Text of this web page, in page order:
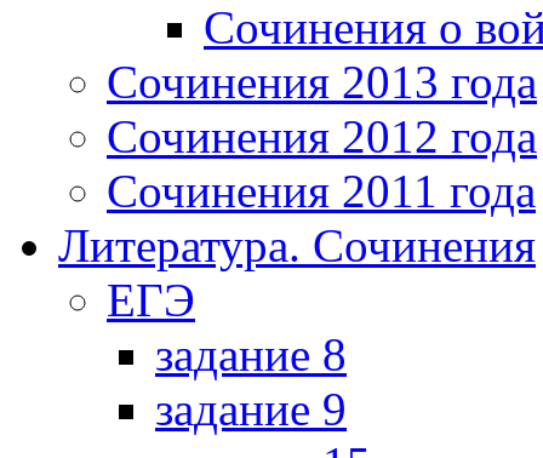
Сочинения о
Сочинения 2013 года
Сочинения 2012 года
Сочинения 2011 года
Литература. Сочинения
ЕГЭ
задание 8
задание 9